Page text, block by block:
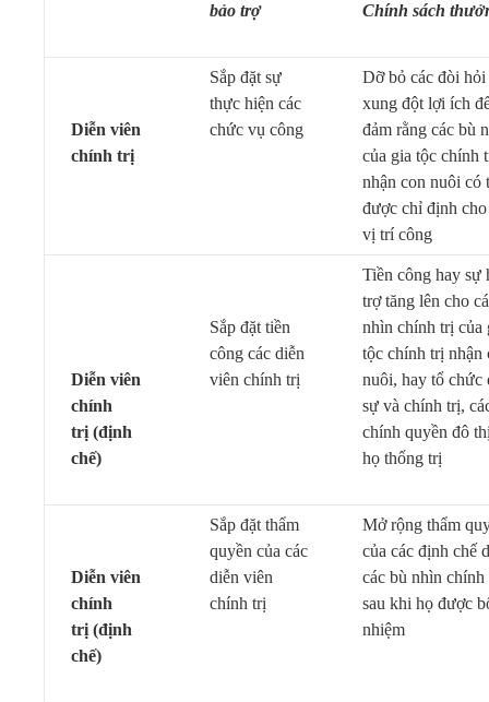
bảo trợ
Chính sách
Diễn viên
chính trị
Sắp đặt sự
thực hiện các
chức vụ công
Dỡ bỏ các đòi hỏi
xung đột lợi ích
đảm rằng các bù
của gia tộc chính
nhận con nuôi có
được chỉ định cho
vị trí công
Diễn viên
chính
trị (định
chế)
Sắp đặt tiền
công các diễn
viên chính trị
Tiền công hay sự
trợ tăng lên cho
nhìn chính trị của
tộc chính trị nhận
nuôi, hay tổ chức
sự và chính trị,
chính quyền đô
họ thống trị
Diễn viên
chính
trị (định
chế)
Sắp đặt thẩm
quyền của các
diễn viên
chính trị
Mở rộng thẩm
của các định chế
các bù nhìn chính
sau khi họ được
nhiệm